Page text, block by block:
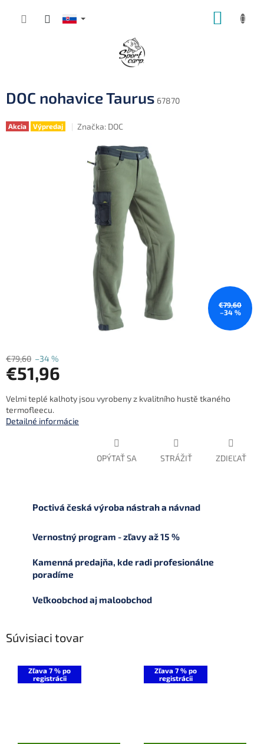
DOC nohavice Taurus 67870
Akcia Výpredaj Značka: DOC
€79,60
–34 %
€79,60 –34 %
€51,96
cena:
Velmi teplé kalhoty jsou vyrobeny z kvalitního hustě tkaného
termofleecu.
Detailné informácie
OPÝTAŤ SA STRÁŽIŤ ZDIEĽAŤ
Poctivá česká výroba nástrah a návnad
Vernostný program - zľavy až 15 %
Kamenná predajňa, kde radi profesionálne
poradíme
Veľkoobchod aj maloobchod
Súvisiaci tovar
Zľava 7 % po
registrácii
Zľava 7 % po
registrácii